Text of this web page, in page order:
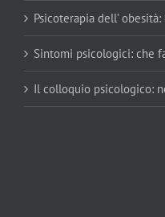
Psicoterapia dell’
Sintomi psicologici: che
Il colloquio psicologico: